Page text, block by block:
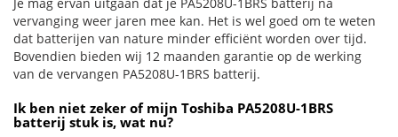
vervanging weer jaren mee kan. Het is wel goed om te weten
dat batterijen van nature minder efficiënt worden over tijd.
Bovendien bieden wij 12 maanden garantie op de werking
van de vervangen PA5208U-1BRS batterij.
Ik ben niet zeker of mijn Toshiba PA5208U-1BRS
batterij stuk is, wat nu?